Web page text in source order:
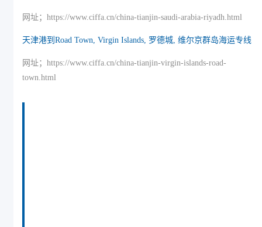
网址；https://www.ciffa.cn/china-tianjin-saudi-arabia-riyadh.html
天津港到Road Town, Virgin Islands, 罗德城, 维尔京群岛海运专线
网址；https://www.ciffa.cn/china-tianjin-virgin-islands-road-
town.html